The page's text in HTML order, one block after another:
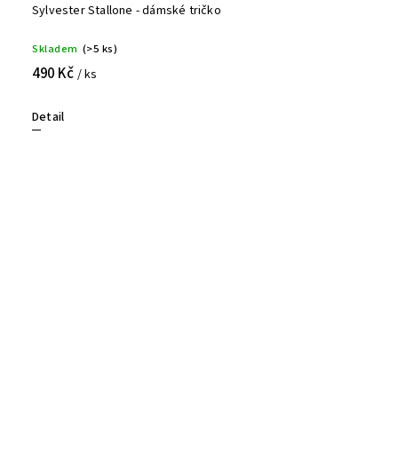
Sylvester Stallone - dámské tričko
Skladem (>5 ks)
490 Kč / ks
Detail